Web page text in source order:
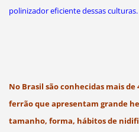
polinizador eficiente dessas culturas.
No Brasil são conhecidas mais de
ferrão que apresentam grande
tamanho, forma, hábitos de